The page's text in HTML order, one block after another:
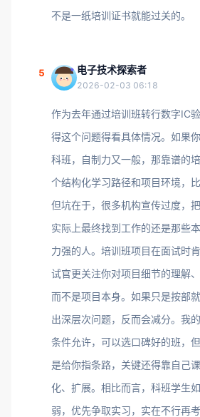
不是一纸培训证书就能过关的。
5 电子技术探索者
2026-02-03 06:18
作为去年通过培训班转行数字IC
得这个问题得看具体情况。如果
科班，自制力又一般，那靠谱的
个结构化学习路径和项目环境，
但坑在于，很多机构宣传过度，
实际上最终找到工作的还是那些
力强的人。培训班项目在面试时
试官更关注你对项目细节的理解
而不是项目本身。如果只是按部
出深层次问题，反而会减分。我
条件允许，可以选口碑好的班，
是给你指条路，关键还得靠自己
化、扩展。相比而言，科班学生
弱，优先争取实习，实在不行再